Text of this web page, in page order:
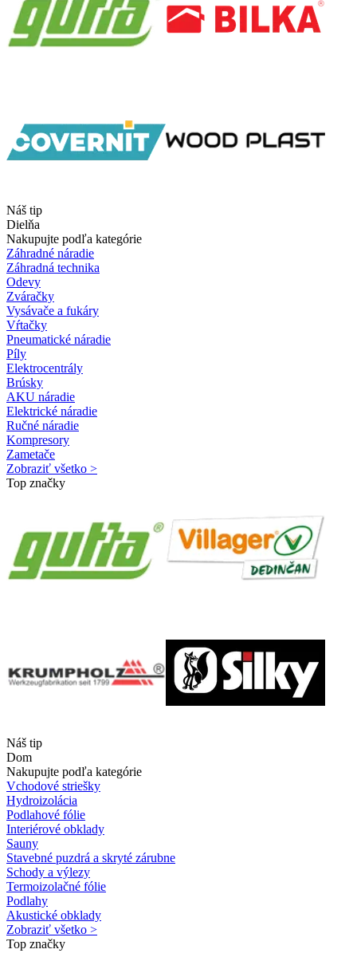
Náš tip
Dielňa
Nakupujte podľa kategórie
Záhradné náradie
Záhradná technika
Odevy
Zváračky
Vysávače a fukáry
Vŕtačky
Pneumatické náradie
Píly
Elektrocentrály
Brúsky
AKU náradie
Elektrické náradie
Ručné náradie
Kompresory
Zametače
Zobraziť všetko >
Top značky
Náš tip
Dom
Nakupujte podľa kategórie
Vchodové striešky
Hydroizolácia
Podlahové fólie
Interiérové obklady
Sauny
Stavebné puzdrá a skryté zárubne
Schody a výlezy
Termoizolačné fólie
Podlahy
Akustické obklady
Zobraziť všetko >
Top značky